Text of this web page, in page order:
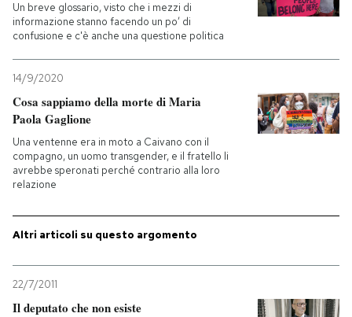
Scienza
Cultura
Economia
Sport
Europa
Altrecose
PODCAST
SHOP
Un breve glossario, visto che i mezzi di
informazione stanno facendo un po’ di
confusione e c'è anche una questione politica
14/9/2020
Cosa sappiamo della morte di Maria
Paola Gaglione
Una ventenne era in moto a Caivano con il
compagno, un uomo transgender, e il fratello li
avrebbe speronati perché contrario alla loro
relazione
Altri articoli su questo argomento
22/7/2011
Il deputato che non esiste